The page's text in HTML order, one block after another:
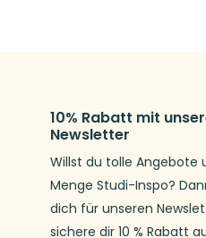
10% Rabatt mit
Newsletter
Willst du tolle Angebote
Menge Studi-Inspo?
dich für unseren
sichere dir 10 % Rabatt